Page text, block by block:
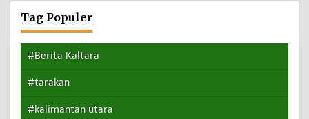
Tag Populer
#Berita Kaltara
#tarakan
#kalimantan utara